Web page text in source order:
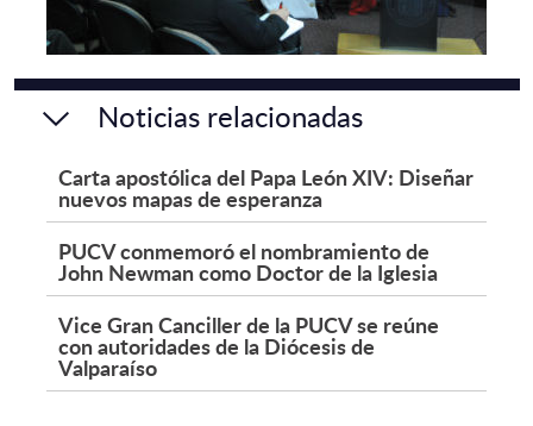
Noticias relacionadas
Carta apostólica del Papa León XIV: Diseñar
nuevos mapas de esperanza
PUCV conmemoró el nombramiento de
John Newman como Doctor de la Iglesia
Vice Gran Canciller de la PUCV se reúne
con autoridades de la Diócesis de
Valparaíso